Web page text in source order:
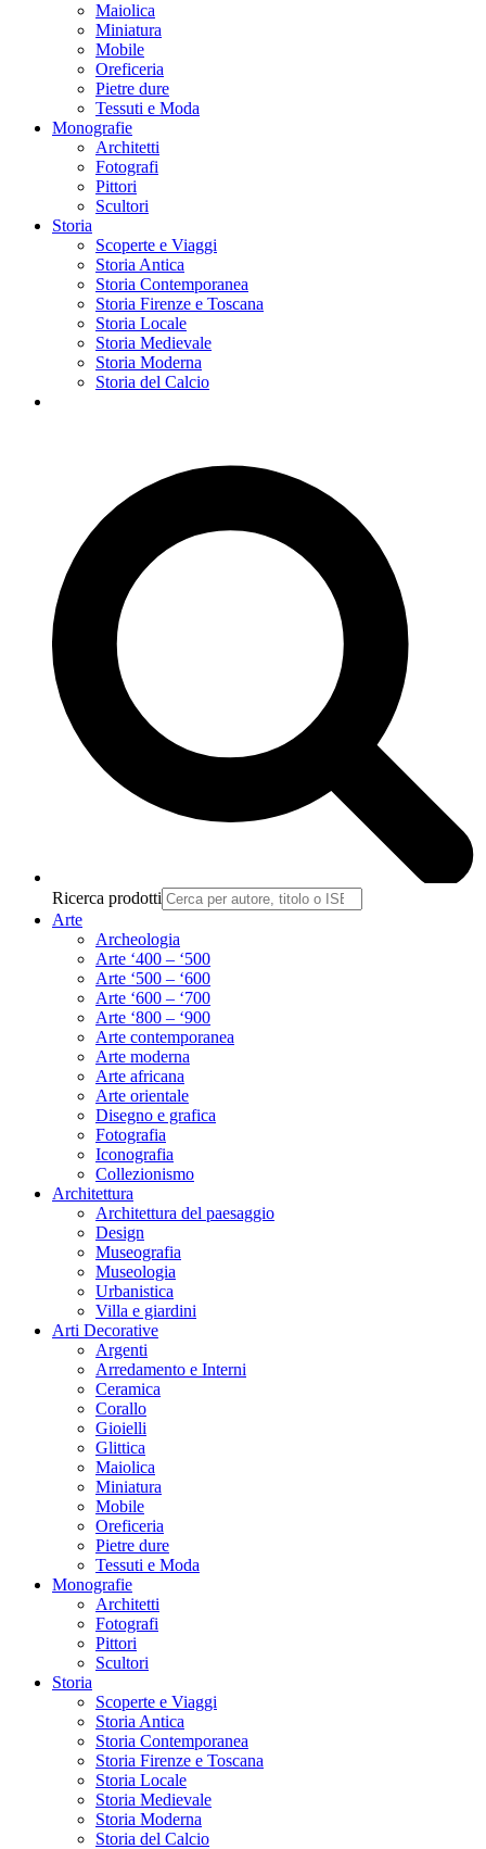
Maiolica
Miniatura
Mobile
Oreficeria
Pietre dure
Tessuti e Moda
Monografie
Architetti
Fotografi
Pittori
Scultori
Storia
Scoperte e Viaggi
Storia Antica
Storia Contemporanea
Storia Firenze e Toscana
Storia Locale
Storia Medievale
Storia Moderna
Storia del Calcio
Ricerca prodotti
Arte
Archeologia
Arte ‘400 – ‘500
Arte ‘500 – ‘600
Arte ‘600 – ‘700
Arte ‘800 – ‘900
Arte contemporanea
Arte moderna
Arte africana
Arte orientale
Disegno e grafica
Fotografia
Iconografia
Collezionismo
Architettura
Architettura del paesaggio
Design
Museografia
Museologia
Urbanistica
Villa e giardini
Arti Decorative
Argenti
Arredamento e Interni
Ceramica
Corallo
Gioielli
Glittica
Maiolica
Miniatura
Mobile
Oreficeria
Pietre dure
Tessuti e Moda
Monografie
Architetti
Fotografi
Pittori
Scultori
Storia
Scoperte e Viaggi
Storia Antica
Storia Contemporanea
Storia Firenze e Toscana
Storia Locale
Storia Medievale
Storia Moderna
Storia del Calcio